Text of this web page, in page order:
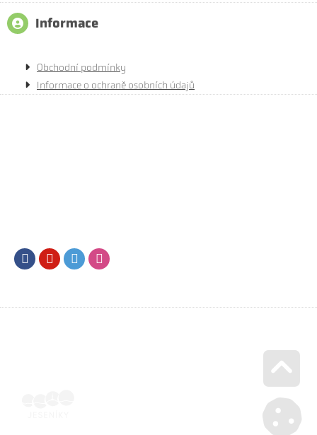
Informace
Obchodní podmínky
Informace o ochraně osobních údajů
FacebookYoutubeTwitter
Go